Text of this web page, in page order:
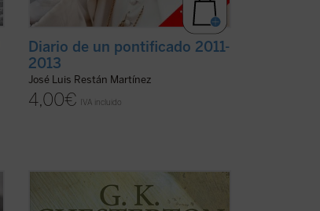
Diario de un pontificado 2011-
2013
José Luis Restán Martínez
4,00€ IVA incluido
«Me dirijo al hombre de la calle,
escéptico pero también comprensivo, y